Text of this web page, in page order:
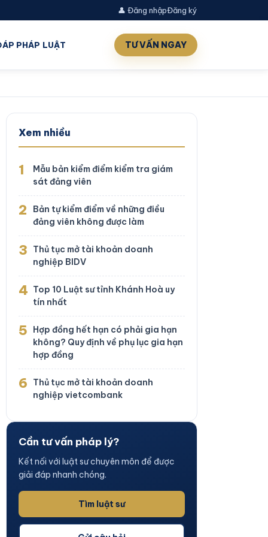
👤 Đăng nhậpĐăng ký
PHÁP LUẬT TƯ VẤN NGAY
Xem nhiều
1
Mẫu bản kiểm điểm kiểm tra giám
sát đảng viên
2
Bản tự kiểm điểm về những điều
đảng viên không được làm
3
Thủ tục mở tài khoản doanh
nghiệp BIDV
4 Top 10 Luật sư tỉnh Khánh Hoà uy
tín nhất
5
Hợp đồng hết hạn có phải gia hạn
không? Quy định về phụ lục gia hạn
hợp đồng
6
Thủ tục mở tài khoản doanh
nghiệp vietcombank
Cần tư vấn pháp lý?
Kết nối với luật sư chuyên môn để được
giải đáp nhanh chóng.
Tìm luật sư